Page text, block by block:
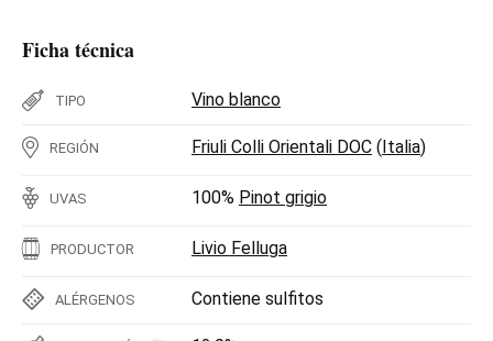
Ficha técnica
TIPO Vino blanco
REGIÓN Friuli Colli Orientali DOC (Italia)
UVAS 100% Pinot grigio
PRODUCTOR Livio Felluga
ALÉRGENOS Contiene sulfitos